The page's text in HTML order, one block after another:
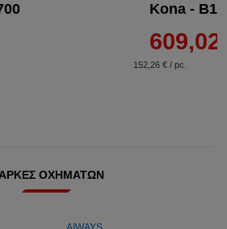
Kona -
609,02
152,26 € / pc.
ΟΧΗΜΆΤΩΝ